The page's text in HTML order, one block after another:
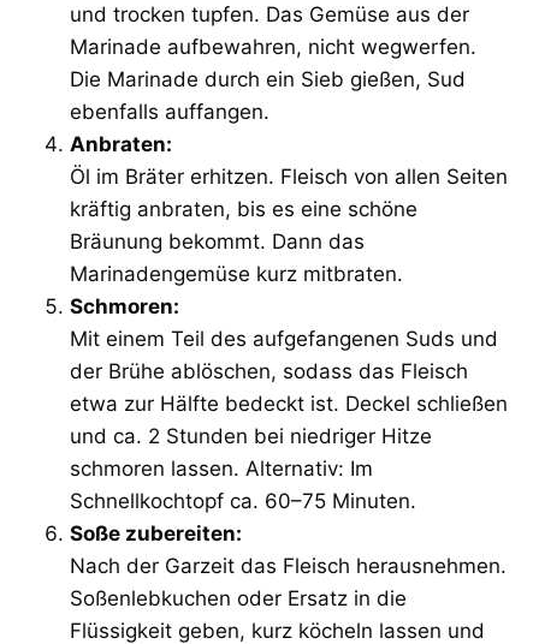
und trocken tupfen. Das Gemüse aus der
Marinade aufbewahren, nicht wegwerfen.
Die Marinade durch ein Sieb gießen, Sud
ebenfalls auffangen.
Anbraten:
Öl im Bräter erhitzen. Fleisch von allen Seiten
kräftig anbraten, bis es eine schöne
Bräunung bekommt. Dann das
Marinadengemüse kurz mitbraten.
Schmoren:
Mit einem Teil des aufgefangenen Suds und
der Brühe ablöschen, sodass das Fleisch
etwa zur Hälfte bedeckt ist. Deckel schließen
und ca. 2 Stunden bei niedriger Hitze
schmoren lassen. Alternativ: Im
Schnellkochtopf ca. 60–75 Minuten.
Soße zubereiten:
Nach der Garzeit das Fleisch herausnehmen.
Soßenlebkuchen oder Ersatz in die
Flüssigkeit geben, kurz köcheln lassen und